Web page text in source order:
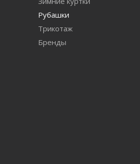
Рубашки
Трикотаж
Бренды